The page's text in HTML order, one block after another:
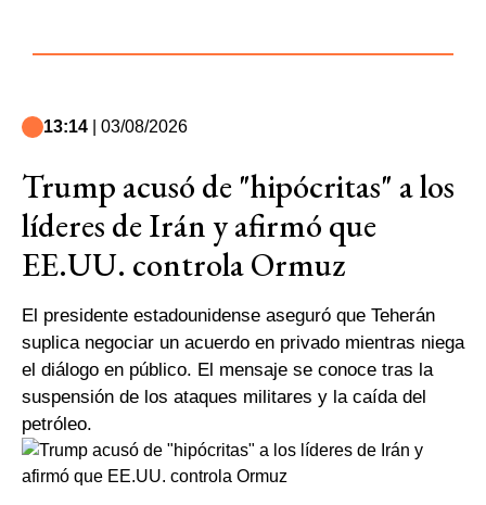
13:14 | 03/08/2026
Trump acusó de "hipócritas" a los
líderes de Irán y afirmó que
EE.UU. controla Ormuz
El presidente estadounidense aseguró que Teherán
suplica negociar un acuerdo en privado mientras niega
el diálogo en público. El mensaje se conoce tras la
suspensión de los ataques militares y la caída del
petróleo.